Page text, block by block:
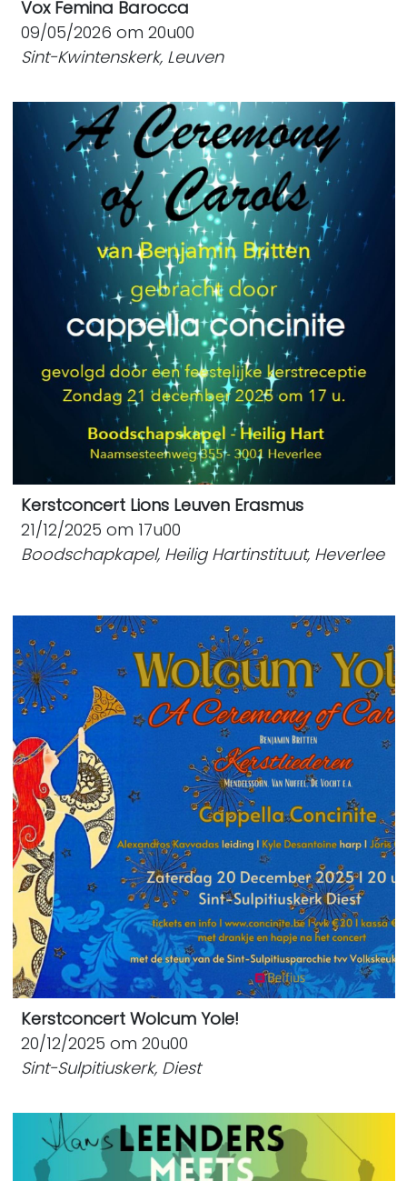
Vox Femina Barocca
09/05/2026 om 20u00
Sint-Kwintenskerk, Leuven
Kerstconcert Lions Leuven Erasmus
21/12/2025 om 17u00
Boodschapkapel, Heilig Hartinstituut, Heverlee
Kerstconcert Wolcum Yole!
20/12/2025 om 20u00
Sint-Sulpitiuskerk, Diest